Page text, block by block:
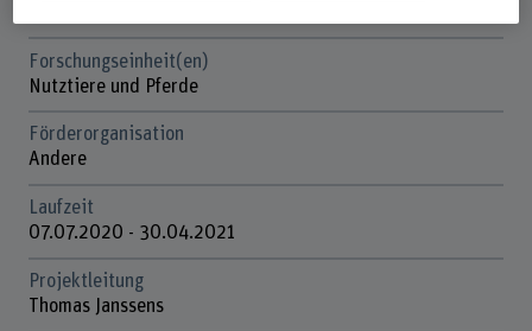
Forschungseinheit(en)
Nutztiere und Pferde
Förderorganisation
Andere
Laufzeit
07.07.2020 - 30.04.2021
Projektleitung
Thomas Janssens